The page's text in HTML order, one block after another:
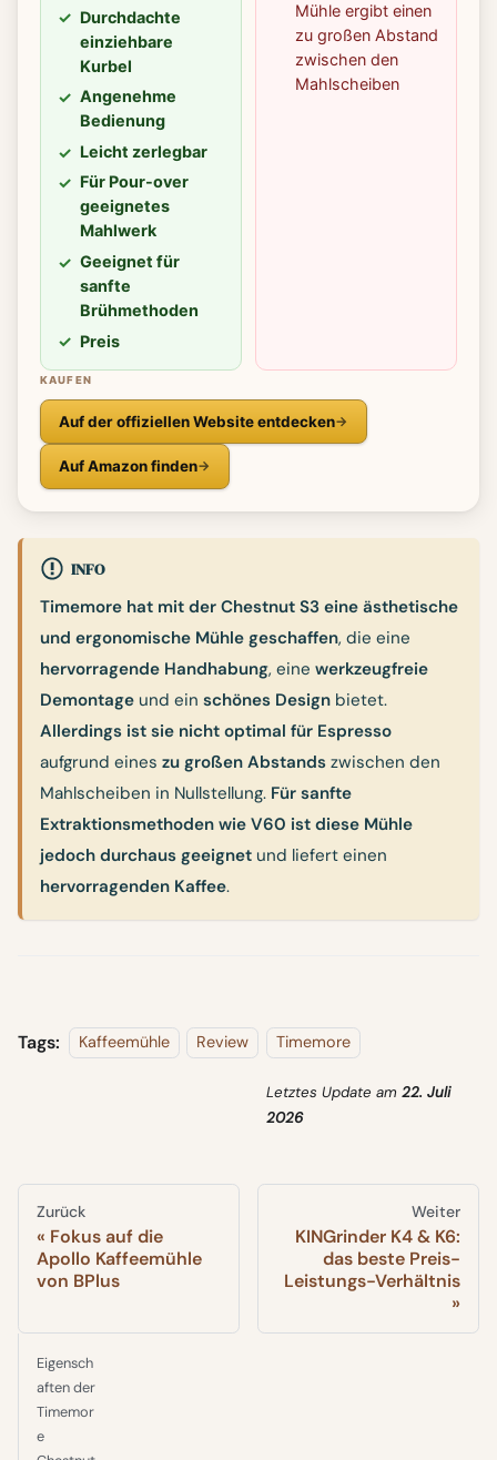
Durchdachte
einziehbare
Kurbel
Angenehme
Bedienung
Leicht zerlegbar
Für Pour-over
geeignetes
Mahlwerk
Geeignet für
sanfte
Brühmethoden
Preis
Mühle ergibt einen
zu großen Abstand
zwischen den
Mahlscheiben
KAUFEN
Auf der offiziellen Website entdecken
Auf Amazon finden
INFO
Timemore hat mit der Chestnut S3 eine ästhetische
und ergonomische Mühle geschaffen, die eine
hervorragende Handhabung, eine werkzeugfreie
Demontage und ein schönes Design bietet.
Allerdings ist sie nicht optimal für Espresso
aufgrund eines zu großen Abstands zwischen den
Mahlscheiben in Nullstellung. Für sanfte
Extraktionsmethoden wie V60 ist diese Mühle
jedoch durchaus geeignet und liefert einen
hervorragenden Kaffee.
Tags: Kaffeemühle Review Timemore
Letztes Update am 22. Juli
2026
Zurück
Fokus auf die
Apollo Kaffeemühle
von BPlus
Weiter
KINGrinder K4 & K6:
das beste Preis-
Leistungs-Verhältnis
Eigensch
aften der
Timemor
e